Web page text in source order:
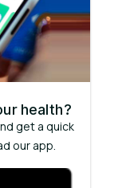
health?
get a quick
our app.